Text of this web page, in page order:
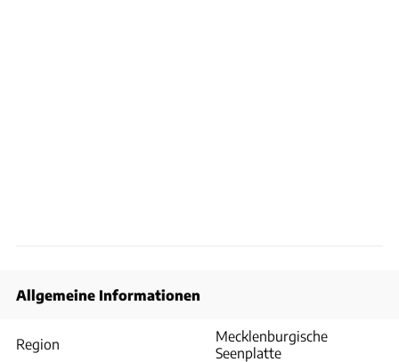
Allgemeine Informationen
Region
Mecklenburgische
Seenplatte